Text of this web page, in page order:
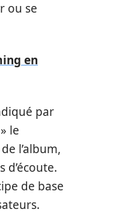
ou se
en
par
le
l’album,
d’écoute.
de base